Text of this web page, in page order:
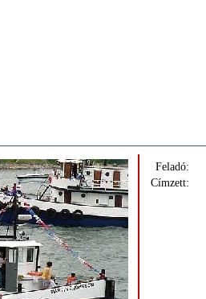
Feladó:
Címzett: